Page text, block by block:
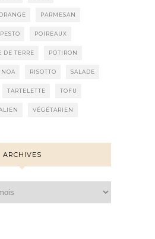
PARMESAN
PESTO POIREAUX
DE TERRE POTIRON
RISOTTO SALADE
TARTELETTE TOFU
VÉGÉTARIEN
ARCHIVES